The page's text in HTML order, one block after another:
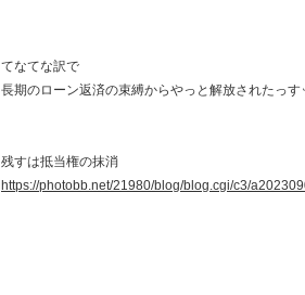
てなてな訳で
長期のローン返済の束縛からやっと解放されたっす
残すは抵当権の抹消
https://photobb.net/21980/blog/blog.cgi/c3/